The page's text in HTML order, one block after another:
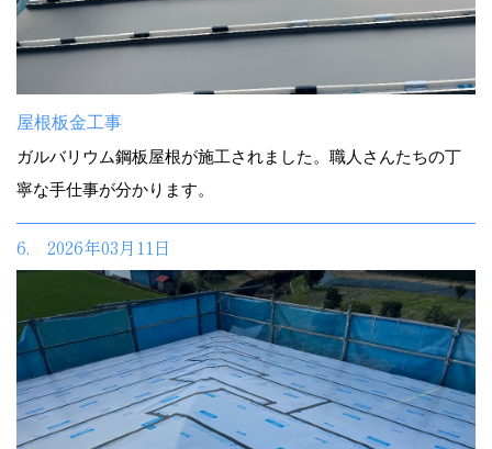
屋根板金工事
ガルバリウム鋼板屋根が施工されました。職人さんたちの丁
寧な手仕事が分かります。
6. 2026年03月11日